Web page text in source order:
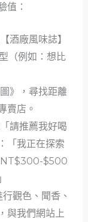
值：
酒廠風味誌】
（例如：想比
》，尋找距離
賣店。
請推薦我好喝
「我正在探索
NT$300-$500
觀色、聞香、
與我們網站上